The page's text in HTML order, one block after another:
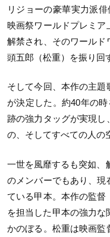
リジョーの豪華実力派
映画祭ワールドプレミ
解禁され、そのワールド
頭五郎（松重）を振り回
そして今回、本作の主
が決定した。約40年の
跡の強力タッグが実現し
の、そしてすべての人の
一世を風靡するも突如、
のメンバーでもあり、現
ている甲本。本作の監督
を担当した甲本の強力な
かのぼる。松重は映画